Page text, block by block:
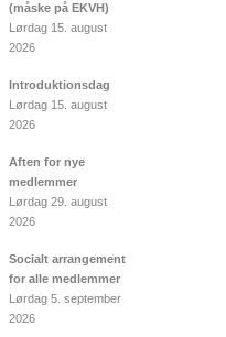
(måske på EKVH)
Lørdag 15. august
2026
Introduktionsdag
Lørdag 15. august
2026
Aften for nye
medlemmer
Lørdag 29. august
2026
Socialt arrangement
for alle medlemmer
Lørdag 5. september
2026